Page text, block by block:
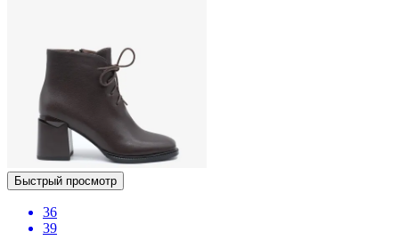
Быстрый просмотр
36
39